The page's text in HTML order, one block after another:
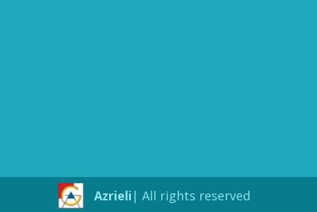
All rights reserved |
Azrieli